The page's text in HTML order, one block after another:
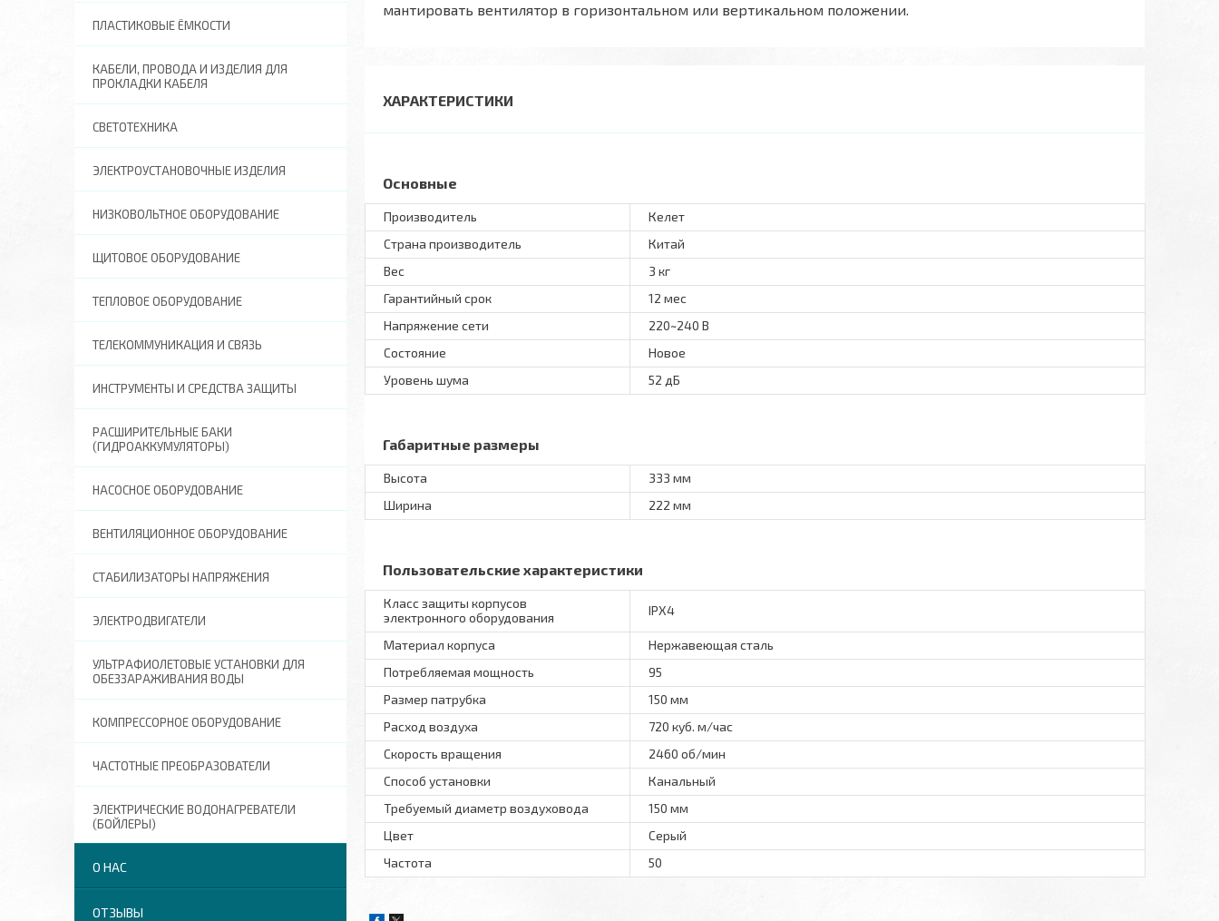
мантировать вентилятор в горизонтальном или вертикальном положении.
ХАРАКТЕРИСТИКИ
Основные
Производитель
Келет
Страна производитель
Китай
Вес
3 кг
Гарантийный срок
12 мес
Напряжение сети
220~240 В
Состояние
Новое
Уровень шума
52 дБ
Габаритные размеры
Высота
333 мм
Ширина
222 мм
Пользовательские характеристики
Класс защиты корпусов
электронного оборудования
IPХ4
Материал корпуса
Нержавеющая сталь
Потребляемая мощность
95
Размер патрубка
150 мм
Расход воздуха
720 куб. м/час
Скорость вращения
2460 об/мин
Способ установки
Канальный
Требуемый диаметр воздуховода
150 мм
Цвет
Серый
Частота
50
ПЛАСТИКОВЫЕ ЁМКОСТИ
КАБЕЛИ, ПРОВОДА И ИЗДЕЛИЯ ДЛЯ
ПРОКЛАДКИ КАБЕЛЯ
СВЕТОТЕХНИКА
ЭЛЕКТРОУСТАНОВОЧНЫЕ ИЗДЕЛИЯ
НИЗКОВОЛЬТНОЕ ОБОРУДОВАНИЕ
ЩИТОВОЕ ОБОРУДОВАНИЕ
ТЕПЛОВОЕ ОБОРУДОВАНИЕ
ТЕЛЕКОММУНИКАЦИЯ И СВЯЗЬ
ИНСТРУМЕНТЫ И СРЕДСТВА ЗАЩИТЫ
РАСШИРИТЕЛЬНЫЕ БАКИ
(ГИДРОАККУМУЛЯТОРЫ)
НАСОСНОЕ ОБОРУДОВАНИЕ
ВЕНТИЛЯЦИОННОЕ ОБОРУДОВАНИЕ
СТАБИЛИЗАТОРЫ НАПРЯЖЕНИЯ
ЭЛЕКТРОДВИГАТЕЛИ
УЛЬТРАФИОЛЕТОВЫЕ УСТАНОВКИ ДЛЯ
ОБЕЗЗАРАЖИВАНИЯ ВОДЫ
КОМПРЕССОРНОЕ ОБОРУДОВАНИЕ
ЧАСТОТНЫЕ ПРЕОБРАЗОВАТЕЛИ
ЭЛЕКТРИЧЕСКИЕ ВОДОНАГРЕВАТЕЛИ
(БОЙЛЕРЫ)
О НАС
ОТЗЫВЫ